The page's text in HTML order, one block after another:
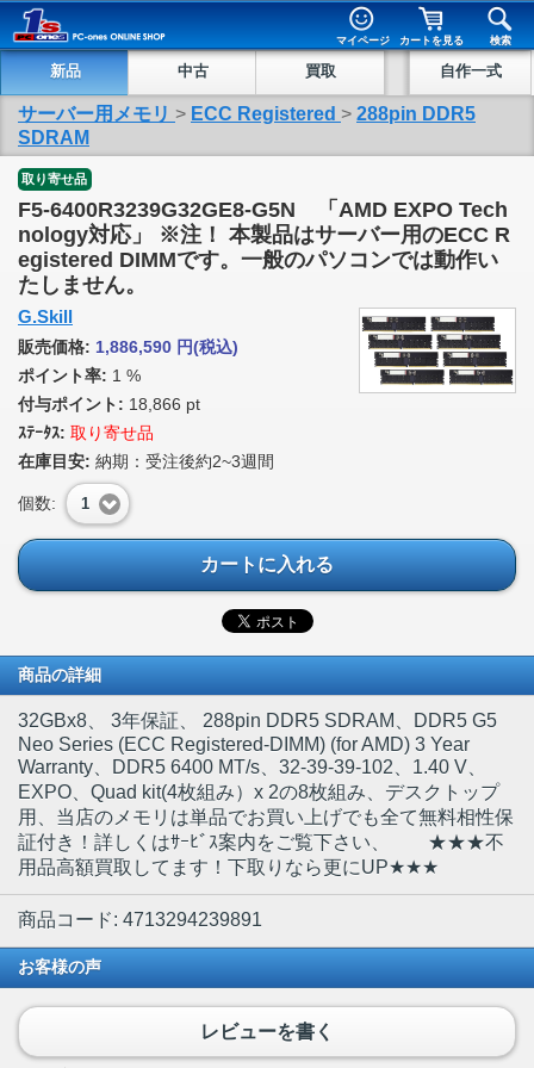
マイページ カートを見る 検索
新品 中古 買取 自作一式
サーバー用メモリ > ECC Registered > 288pin DDR5
SDRAM
取り寄せ品
F5-6400R3239G32GE8-G5N 「AMD EXPO Tech
nology対応」 ※注！ 本製品はサーバー用のECC R
egistered DIMMです。一般のパソコンでは動作い
たしません。
G.Skill
販売価格: 1,886,590 円(税込)
ポイント率: 1 %
付与ポイント: 18,866 pt
ｽﾃｰﾀｽ: 取り寄せ品
在庫目安: 納期：受注後約2~3週間
個数: 1
カートに入れる
商品の詳細
32GBx8 、 3年保証、 288pin DDR5 SDRAM、DDR5 G5
Neo Series (ECC Registered-DIMM) (for AMD) 3 Year
Warranty、DDR5 6400 MT/s、32-39-39-102、1.40 V、
EXPO、Quad kit(4枚組み）x 2の8枚組み、デスクトップ
用、当店のメモリは単品でお買い上げでも全て無料相性保
証付き！詳しくはｻｰﾋﾞｽ案内をご覧下さい、 ★★★不
用品高額買取してます！下取りなら更にUP★★★
商品コード: 4713294239891
お客様の声
レビューを書く